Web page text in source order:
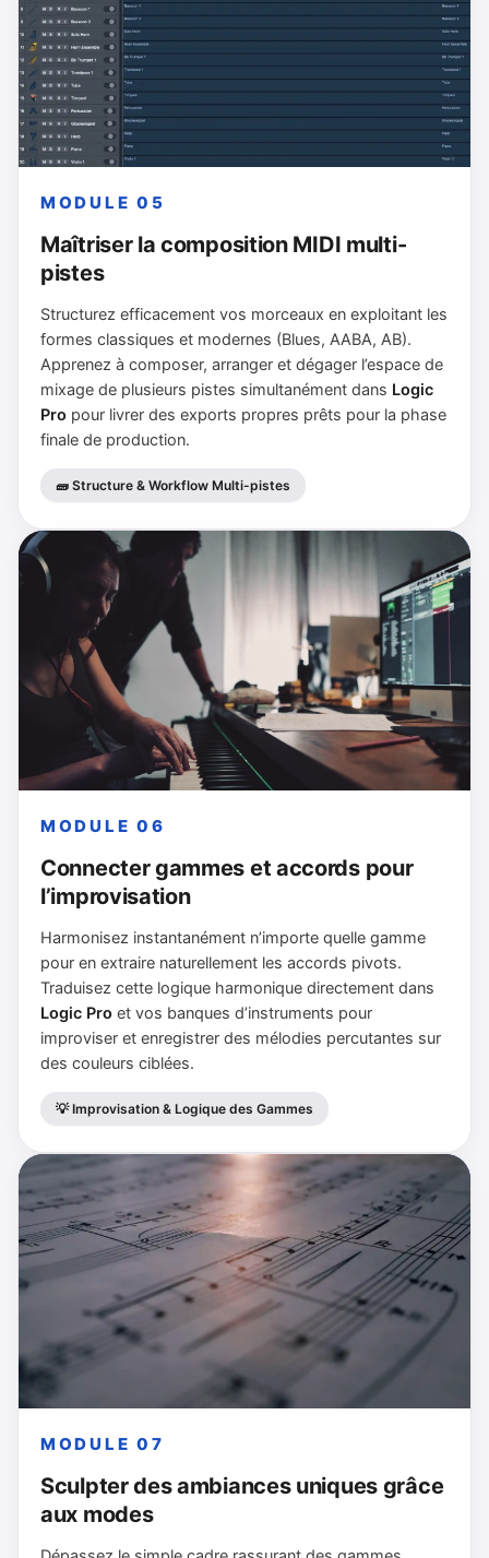
MODULE 05
Maîtriser la composition MIDI multi-
pistes
Structurez efficacement vos morceaux en exploitant les
formes classiques et modernes (Blues, AABA, AB).
Apprenez à composer, arranger et dégager l’espace de
mixage de plusieurs pistes simultanément dans Logic
Pro pour livrer des exports propres prêts pour la phase
finale de production.
🧱 Structure & Workflow Multi-pistes
MODULE 06
Connecter gammes et accords pour
l’improvisation
Harmonisez instantanément n’importe quelle gamme
pour en extraire naturellement les accords pivots.
Traduisez cette logique harmonique directement dans
Logic Pro et vos banques d’instruments pour
improviser et enregistrer des mélodies percutantes sur
des couleurs ciblées.
💡 Improvisation & Logique des Gammes
MODULE 07
Sculpter des ambiances uniques grâce
aux modes